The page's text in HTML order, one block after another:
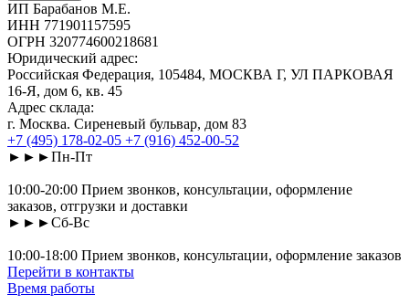
ИП Барабанов М.Е.
ИНН 771901157595
ОГРН 320774600218681
Юридический адрес:
Российская Федерация, 105484, МОСКВА Г, УЛ ПАРКОВАЯ
16-Я, дом 6, кв. 45
Адрес склада:
г. Москва. Сиреневый бульвар, дом 83
+7 (495) 178-02-05 +7 (916) 452-00-52
►►►Пн-Пт
10:00-20:00 Прием звонков, консультации, оформление
заказов, отгрузки и доставки
►►►Сб-Вс
10:00-18:00 Прием звонков, консультации, оформление заказов
Перейти в контакты
Время работы